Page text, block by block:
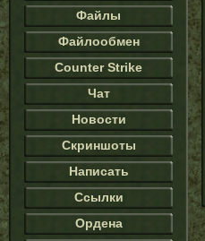
Файлы
Файлообмен
Counter Strike
Чат
Новости
Скриншоты
Написать
Ссылки
Ордена